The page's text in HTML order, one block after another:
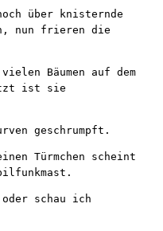
über knisternde
nun frieren die
Bäumen auf dem
ist sie
geschrumpft.
Türmchen scheint
schau ich